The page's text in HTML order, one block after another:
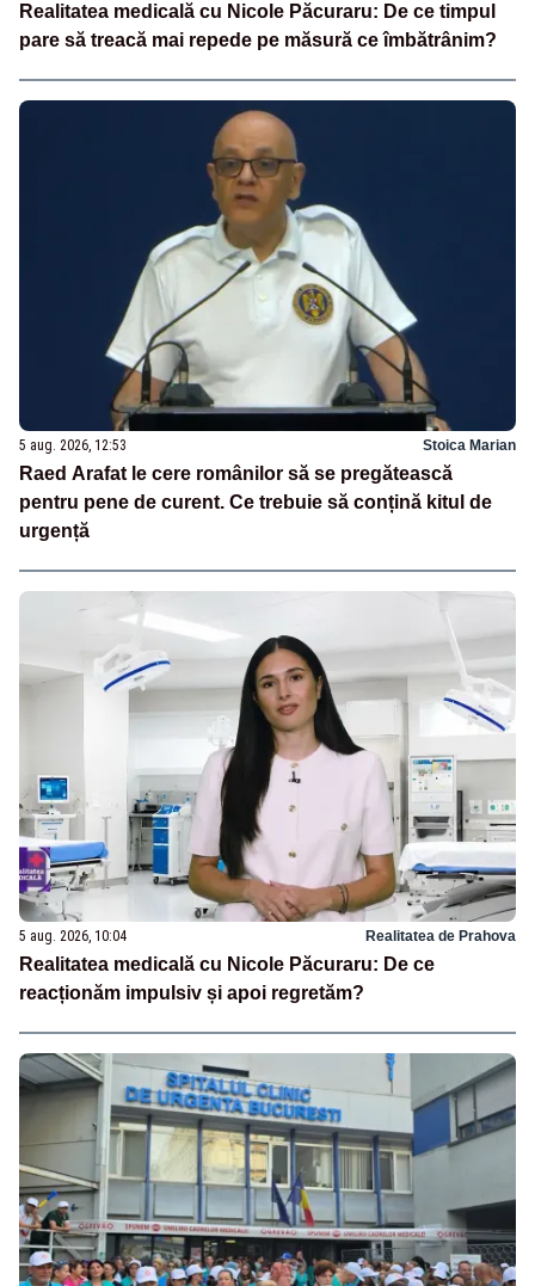
Realitatea medicală cu Nicole Păcuraru: De ce timpul
pare să treacă mai repede pe măsură ce îmbătrânim?
5 aug. 2026, 12:53 Stoica Marian
Raed Arafat le cere românilor să se pregătească
pentru pene de curent. Ce trebuie să conțină kitul de
urgență
5 aug. 2026, 10:04 Realitatea de Prahova
Realitatea medicală cu Nicole Păcuraru: De ce
reacționăm impulsiv și apoi regretăm?